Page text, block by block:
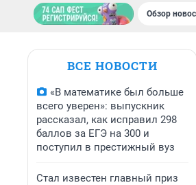
Обзор
ВСЕ НОВОСТИ
«В математике был больше
всего уверен»: выпускник
рассказал, как исправил 298
баллов за ЕГЭ на 300 и
поступил в престижный вуз
Стал известен главный приз